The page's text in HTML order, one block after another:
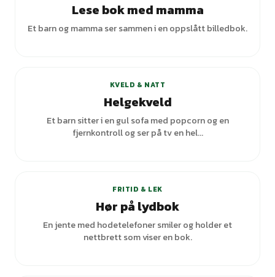
Lese bok med mamma
Et barn og mamma ser sammen i en oppslått billedbok.
KVELD & NATT
Helgekveld
Et barn sitter i en gul sofa med popcorn og en
fjernkontroll og ser på tv en hel...
FRITID & LEK
Hør på lydbok
En jente med hodetelefoner smiler og holder et
nettbrett som viser en bok.